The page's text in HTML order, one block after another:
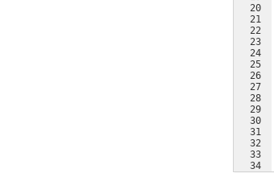
20
21
22
23
24
25
26
27
28
29
30
31
32
33
34